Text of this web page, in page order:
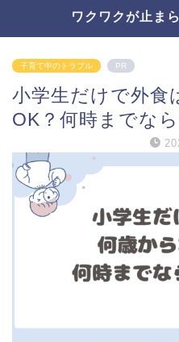
ワクワクが止ま
子育て中のトラブル PR
小学生だけで外食
OK？何時までな